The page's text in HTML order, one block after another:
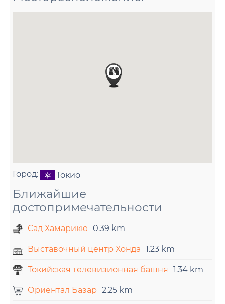
Город: Токио
Ближайшие
достопримечательности
Сад Хамарикю 0.39 km
Выставочный центр Хонда 1.23 km
Токийская телевизионная башня 1.34 km
Ориентал Базар 2.25 km